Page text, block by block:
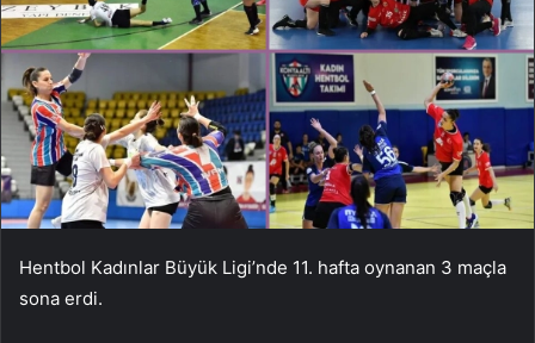
Hentbol Kadınlar Büyük Ligi’nde 11. hafta oynanan 3 maçla
sona erdi.